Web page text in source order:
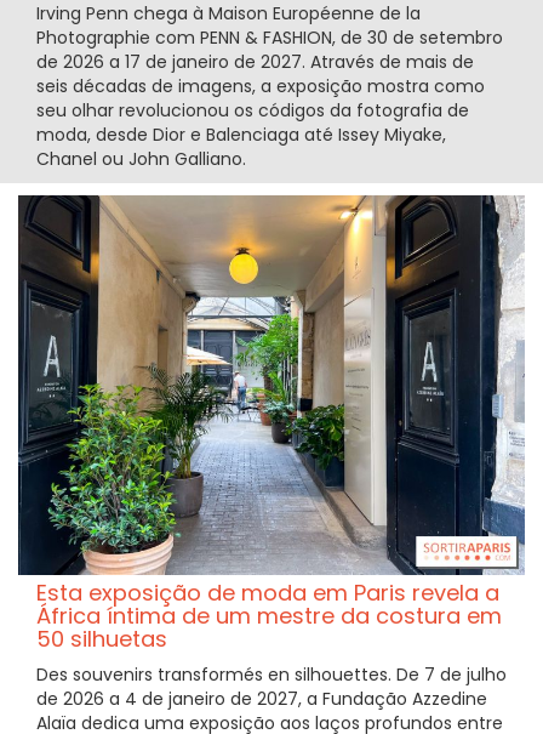
Irving Penn chega à Maison Européenne de la
Photographie com PENN & FASHION, de 30 de setembro
de 2026 a 17 de janeiro de 2027. Através de mais de
seis décadas de imagens, a exposição mostra como
seu olhar revolucionou os códigos da fotografia de
moda, desde Dior e Balenciaga até Issey Miyake,
Chanel ou John Galliano.
Esta exposição de moda em Paris revela a
África íntima de um mestre da costura em
50 silhuetas
Des souvenirs transformés en silhouettes. De 7 de julho
de 2026 a 4 de janeiro de 2027, a Fundação Azzedine
Alaïa dedica uma exposição aos laços profundos entre